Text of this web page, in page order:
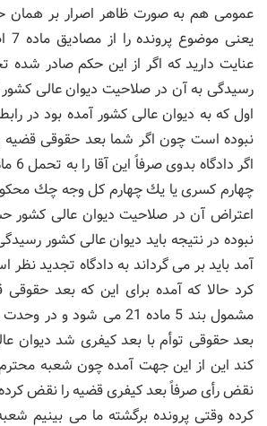
عمومی هم به صورت ظاهر اصرار بر همان
عنایت دارید كه اگر از این حكم صادر
رسیدگی به آن در صلاحیت دیوان عالی كشور
اول كه به دیوان عالی كشور آمده بود در
نبوده است چون اگر شما بعد حقوقی قضیه
اگر
چهارم كسری یا یك چهارم كل وجه چك
نبوده در نتیجه باید دیوان عالی كشور
آمد باید بر می گرداند به دادگاه تجدید
كرد حالا كه آمده برای این كه بعد
مشمول بند 5 ماده 21 می شود
بعد حقوقی توأم با بعد كیفری شد دیوان
كند این از این جهت آمده چون شعبه
نقض رأی صرفاً بعد كیفری قضیه را نقض كرده